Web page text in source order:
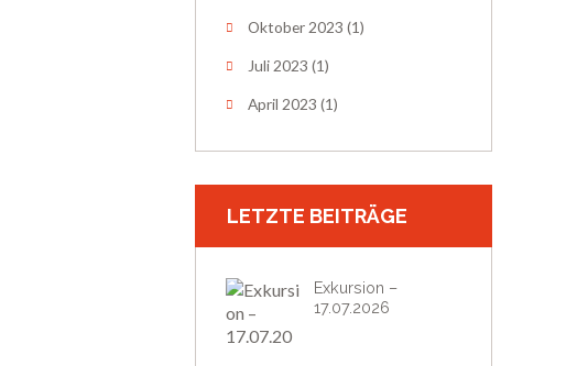
Oktober 2023 (1)
Juli 2023 (1)
April 2023 (1)
LETZTE BEITRÄGE
Exkursion –
17.07.2026